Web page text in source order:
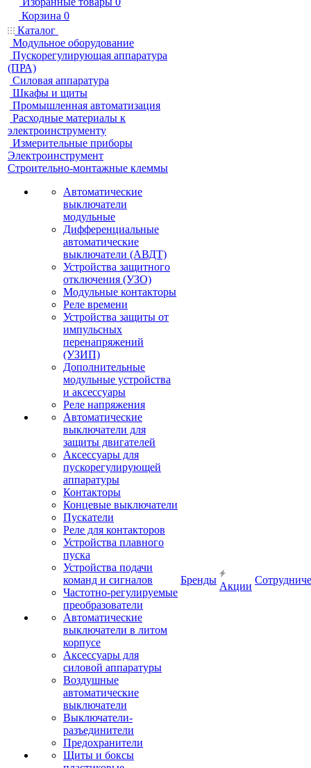
Корзина 0
Каталог
Модульное оборудование
Пускорегулирующая аппаратура
(ПРА)
Силовая аппаратура
Шкафы и щиты
Промышленная автоматизация
Расходные материалы к
электроинструменту
Измерительные приборы
Электроинструмент
Строительно-монтажные клеммы
Автоматические
выключатели
модульные
Дифференциальные
автоматические
выключатели (АВДТ)
Устройства защитного
отключения (УЗО)
Модульные контакторы
Реле времени
Устройства защиты от
импульсных
перенапряжений
(УЗИП)
Дополнительные
модульные устройства
и аксессуары
Реле напряжения
Автоматические
выключатели для
защиты двигателей
Аксессуары для
пускорегулирующей
аппаратуры
Контакторы
Концевые выключатели
Пускатели
Реле для контакторов
Устройства плавного
пуска
Устройства подачи
команд и сигналов
Частотно-регулируемые
преобразователи
Автоматические
выключатели в литом
корпусе
Аксессуары для
силовой аппаратуры
Воздушные
автоматические
выключатели
Выключатели-
разъединители
Предохранители
Щиты и боксы
Бренды
Акции